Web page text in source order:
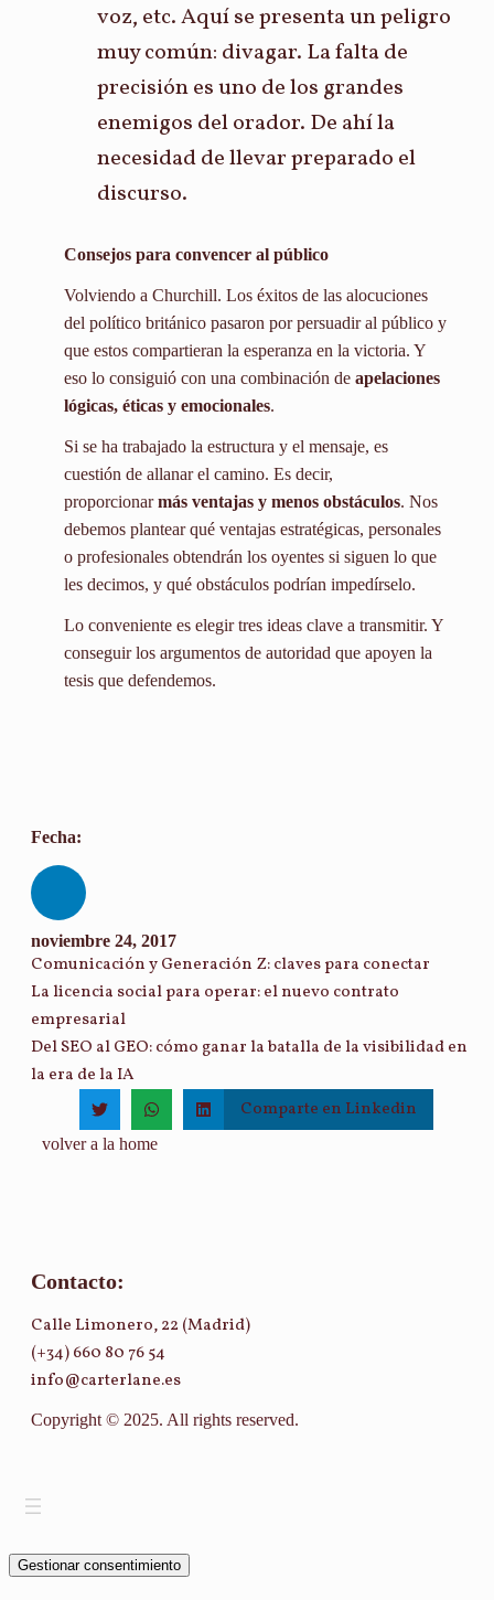
voz, etc. Aquí se presenta un peligro
muy común: divagar. La falta de
precisión es uno de los grandes
enemigos del orador. De ahí la
necesidad de llevar preparado el
discurso.
Consejos para convencer al público
Volviendo a Churchill. Los éxitos de las alocuciones
del político británico pasaron por persuadir al público y
que estos compartieran la esperanza en la victoria. Y
eso lo consiguió con una combinación de apelaciones
lógicas, éticas y emocionales.
Si se ha trabajado la estructura y el mensaje, es
cuestión de allanar el camino. Es decir,
proporcionarmás ventajas y menos obstáculos. Nos
debemos plantear qué ventajas estratégicas, personales
o profesionales obtendrán los oyentes si siguen lo que
les decimos, y qué obstáculos podrían impedírselo.
Lo conveniente es elegir tres ideas clave a transmitir. Y
conseguir los argumentos de autoridad que apoyen la
tesis que defendemos.
Fecha:
noviembre 24, 2017
Comunicación y Generación Z: claves para conectar
La licencia social para operar: el nuevo contrato
empresarial
Del SEO al GEO: cómo ganar la batalla de la visibilidad en
la era de la IA
Comparte en Linkedin
volver a la home
Contacto:
Calle Limonero, 22 (Madrid)
(+34) 660 80 76 54
info@carterlane.es
Copyright © 2025. All rights reserved.
Gestionar consentimiento